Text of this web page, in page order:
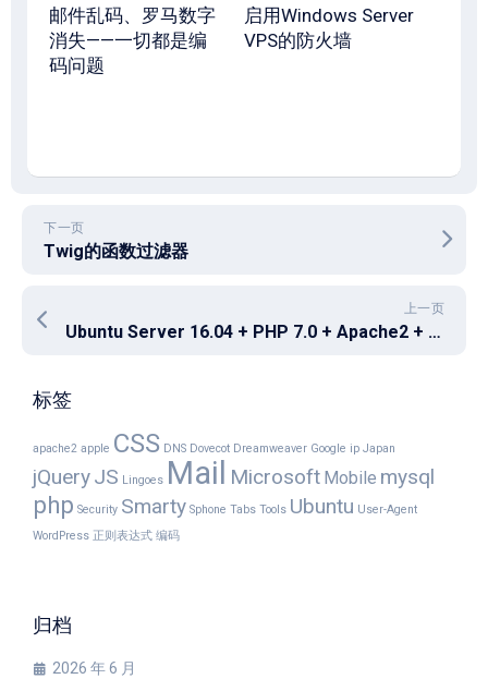
邮件乱码、罗马数字
消失——一切都是编
码问题
启用Windows Server
VPS的防火墙
下一页
Twig的函数过滤器
上一页
Ubuntu Server 16.04 + PHP 7.0 + Apache2 + MySQL 5.7内存不断增大甚至占满的问题
标签
apache2 apple CSS DNS Dovecot Dreamweaver Google ip Japan
jQueryJS Lingoes Mail Microsoft Mobile mysql
php Security Smarty Sphone Tabs Tools Ubuntu User-Agent
WordPress 正则表达式 编码
归档
2026 年 6 月